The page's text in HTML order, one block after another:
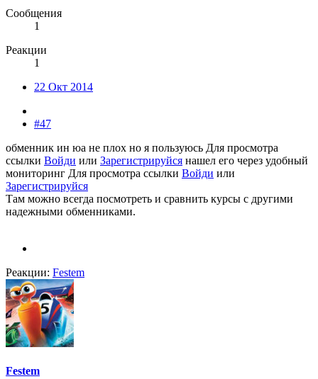
Сообщения
1
Реакции
1
22 Окт 2014
#47
обменник ин юа не плох но я пользуюсь Для просмотра
ссылки Войди или Зарегистрируйся нашел его через удобный
мониторинг Для просмотра ссылки Войди или
Зарегистрируйся
Там можно всегда посмотреть и сравнить курсы с другими
надежными обменниками.
Реакции: Festem
Festem